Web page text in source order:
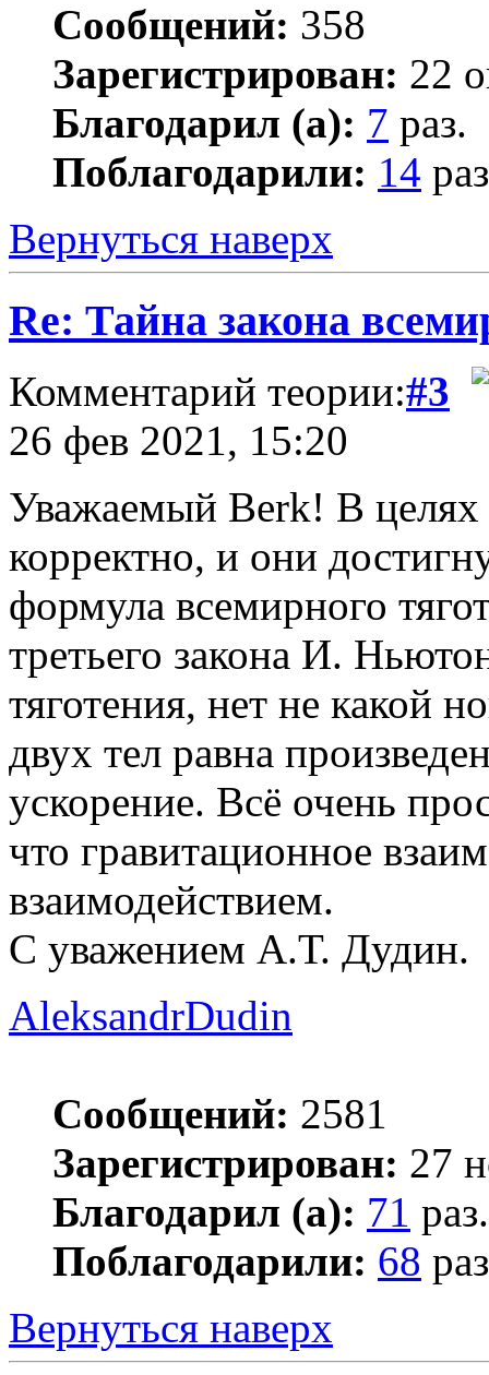
Сообщений: 358
Зарегистрирован: 22
Благодарил (а): 7 раз.
Поблагодарили: 14
Вернуться наверх
Re: Тайна закона
Комментарий теории:#3
26 фев 2021, 15:20
Уважаемый Berk! В целях
корректно, и они
формула всемирного
третьего закона И.
тяготения, нет не какой
двух тел равна
ускорение. Всё очень
что гравитационное
взаимодействием.
С уважением А.Т. Дудин.
AleksandrDudin
Сообщений: 2581
Зарегистрирован: 27
Благодарил (а): 71 раз.
Поблагодарили: 68
Вернуться наверх